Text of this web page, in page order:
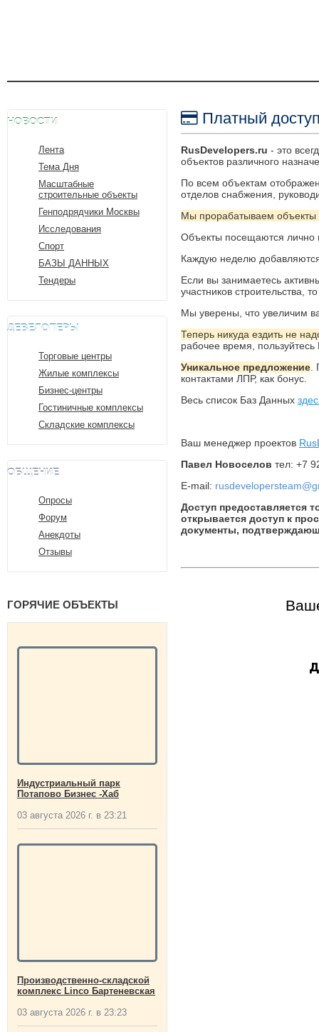
НОВОСТИ
Лента
Тема Дня
Масштабные
строительные объекты
Генподрядчики Москвы
Исследования
Спорт
БАЗЫ ДАННЫХ
Тендеры
ДЕВЕЛОПЕРЫ
Торговые центры
Жилые комплексы
Бизнес-центры
Гостиничные комплексы
Складские комплексы
ОБЩЕНИЕ
Опросы
Форум
Анекдоты
Отзывы
ГОРЯЧИЕ ОБЪЕКТЫ
Индустриальный парк
Потапово Бизнес -Хаб
03 августа 2026 г. в 23:21
Производственно-складской
комплекс Linco Бартеневская
03 августа 2026 г. в 23:23
Платный
RusDevelopers.ru - это
объектов различного
По всем объектам
отделов снабжения,
Мы прорабатываем объекты
Объекты посещаются лично
Каждую неделю
Если вы занимаетесь
участников строительства,
Мы уверены, что увеличим
Теперь никуда ездить не
рабочее время,
Уникальное предложение
контактами ЛПР, как бонус.
Весь список Баз Данных
Ваш менеджер проектов
Павел Новоселов тел: +7
E-mail:
Доступ предоставляется
открывается доступ к
документы,